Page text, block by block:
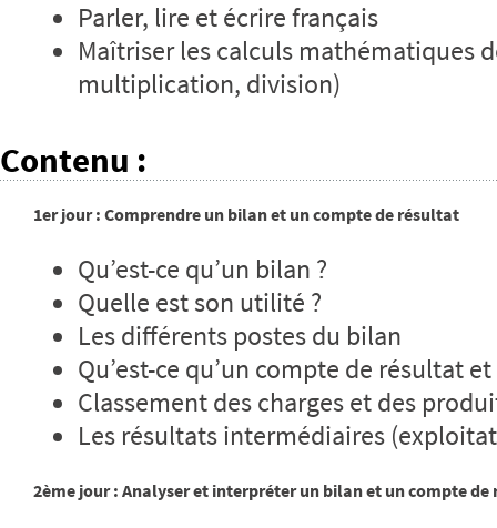
Parler, lire et écrire français
Maîtriser les calculs mathématiques
multiplication, division)
Contenu :
1er jour : Comprendre un bilan et un compte de résultat
Qu’est-ce qu’un bilan ?
Quelle est son utilité ?
Les différents postes du bilan
Qu’est-ce qu’un compte de résultat
Classement des charges et des
Les résultats intermédiaires
2ème jour : Analyser et interpréter un bilan et un compte